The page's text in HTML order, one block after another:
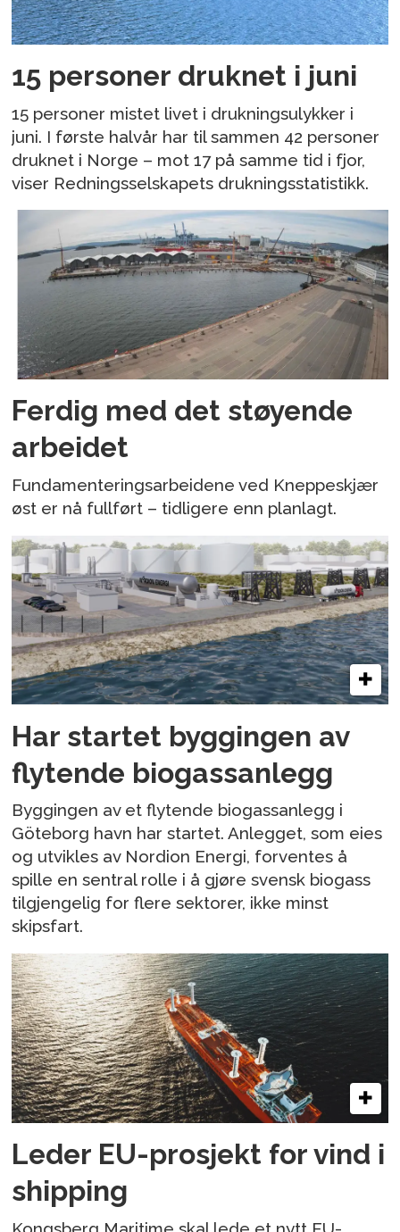
15 personer druknet i juni
15 personer mistet livet i drukningsulykker i
juni. I første halvår har til sammen 42 personer
druknet i Norge – mot 17 på samme tid i fjor,
viser Redningsselskapets drukningsstatistikk.
Ferdig med det støyende
arbeidet
Fundamenteringsarbeidene ved Kneppeskjær
øst er nå fullført – tidligere enn planlagt.
Har startet byggingen av
flytende biogassanlegg
Byggingen av et flytende biogassanlegg i
Göteborg havn har startet. Anlegget, som eies
og utvikles av Nordion Energi, forventes å
spille en sentral rolle i å gjøre svensk biogass
tilgjengelig for flere sektorer, ikke minst
skipsfart.
Leder EU-prosjekt for vind i
shipping